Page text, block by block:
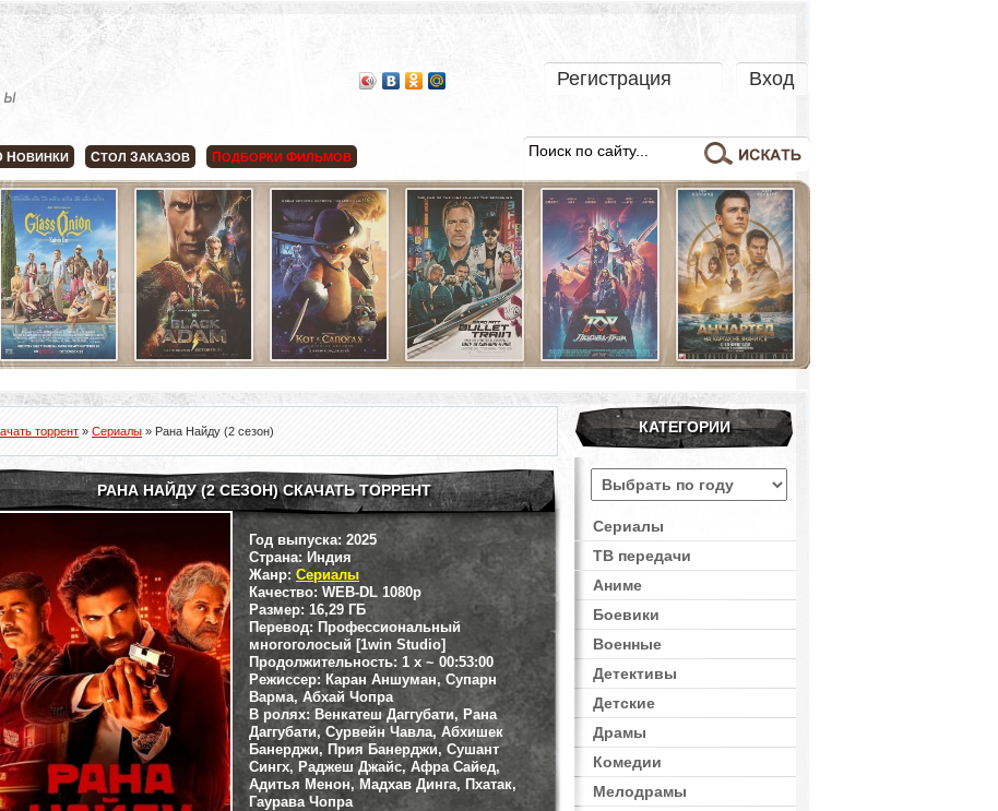
Регистрация Вход
НОВИНКИ СТОЛ ЗАКАЗОВ ПОДБОРКИ ФИЛЬМОВ
торрент » Сериалы » Рана Найду (2 сезон)
РАНА НАЙДУ (2 СЕЗОН) СКАЧАТЬ ТОРРЕНТ
Год выпуска: 2025
Страна: Индия
Жанр: Сериалы
Качество: WEB-DL 1080p
Размер: 16,29 ГБ
Перевод: Профессиональный
многоголосый [1win Studio]
Продолжительность: 1 x ~ 00:53:00
Режиссер: Каран Аншуман, Супарн
Варма, Абхай Чопра
В ролях: Венкатеш Даггубати, Рана
Даггубати, Сурвейн Чавла, Абхишек
Банерджи, Прия Банерджи, Сушант
Сингх, Раджеш Джайс, Афра Сайед,
Адитья Менон, Мадхав Динга, Пхатак,
Гаурава Чопра
КАТЕГОРИИ
Сериалы
ТВ передачи
Аниме
Боевики
Военные
Детективы
Детские
Драмы
Комедии
Мелодрамы